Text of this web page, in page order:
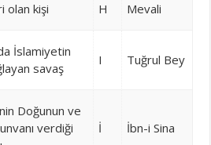
olan kişi H Mevali
İslamiyetin
savaş
I Tuğrul Bey
Doğunun ve
unvanı verdiği
İ İbn-i Sina